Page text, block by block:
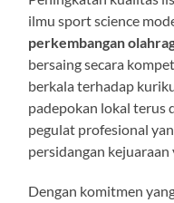
ilmu sport science
perkembangan
bersaing secara
berkala terhadap
padepokan lokal terus
pegulat profesional
persidangan
Dengan komitmen